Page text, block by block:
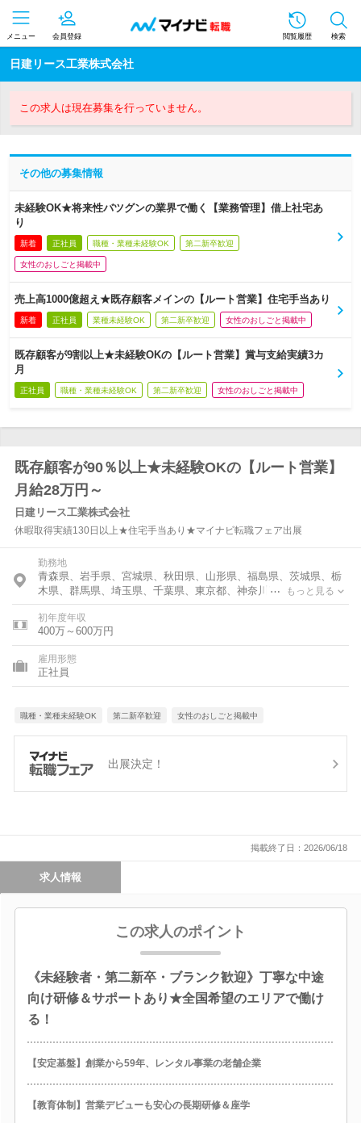
メニュー 会員登録 閲覧履歴 検索
日建リース工業株式会社
この求人は現在募集を行っていません。
その他の募集情報
未経験OK★将来性バツグンの業界で働く【業務管理】借上社宅あ
り
新着 正社員 職種・業種未経験OK 第二新卒歓迎
女性のおしごと掲載中
売上高1000億超え★既存顧客メインの【ルート営業】住宅手当あり
新着 正社員 業種未経験OK 第二新卒歓迎 女性のおしごと掲載中
既存顧客が9割以上★未経験OKの【ルート営業】賞与支給実績3カ
月
正社員 職種・業種未経験OK 第二新卒歓迎 女性のおしごと掲載中
既存顧客が90％以上★未経験OKの【ルート営業】
月給28万円～
日建リース工業株式会社
休暇取得実績130日以上★住宅手当あり★マイナビ転職フェア出展
勤務地
青森県、岩手県、宮城県、秋田県、山形県、福島県、茨城県、栃
木県、群馬県、埼玉県、千葉県、東京都、神奈川県、石川県、新
潟県、長野県、静岡県、愛知県、大阪府、島根県、岡山県、広島
県、山口県、香川県、愛媛県、福岡県、長崎県、熊本県、大分
県、鹿児島県、沖縄県
もっと見る
初年度年収
400万～600万円
雇用形態
正社員
職種・業種未経験OK 第二新卒歓迎 女性のおしごと掲載中
出展決定！
掲載終了日：2026/06/18
求人情報
この求人のポイント
《未経験者・第二新卒・ブランク歓迎》丁寧な中途
向け研修＆サポートあり★全国希望のエリアで働け
る！
【安定基盤】創業から59年、レンタル事業の老舗企業
【教育体制】営業デビューも安心の長期研修＆座学